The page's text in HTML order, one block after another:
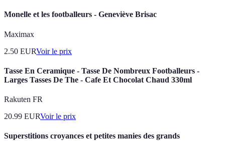
Monelle et les footballeurs - Geneviève Brisac
Maximax
2.50 EURVoir le prix
Tasse En Ceramique - Tasse De Nombreux Footballeurs -
Larges Tasses De The - Cafe Et Chocolat Chaud 330ml
Rakuten FR
20.99 EURVoir le prix
Superstitions croyances et petites manies des grands